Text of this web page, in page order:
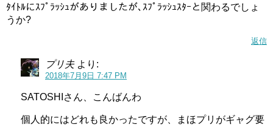
ﾀｲﾄﾙにｽﾌﾟﾗｯｼｭがありましたが､ｽﾌﾟﾗｯｼｭｽﾀｰと関わるでしょ
うか?
返信
プリ夫 より:
2018年7月9日 7:47 PM
SATOSHIさん、こんばんわ
個人的にはどれも良かったですが、まほプリがギャグ要